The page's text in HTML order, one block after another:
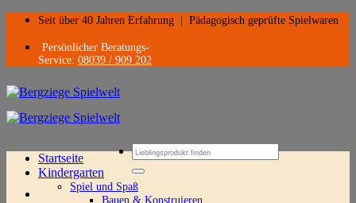
Zum
springen
Seit über 40 Jahren Erfahrung Pädagogisch geprüfte Spielwaren
Persönlicher Beratungs-
Service: 08039 / 909 202
Suchen
nach:
Startseite
Kindergarten
Spiel und Spaß
Bauen & Konstruieren